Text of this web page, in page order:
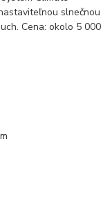
slnečnou
Cena: okolo 5 000